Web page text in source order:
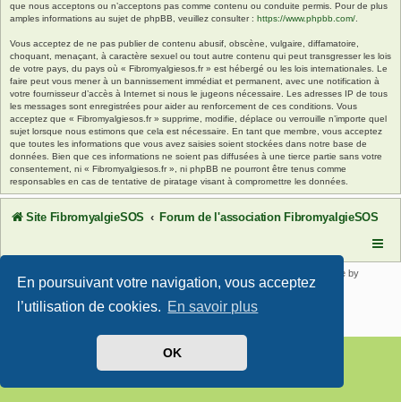
En poursuivant votre navigation, vous acceptez
l’utilisation de cookies. En savoir plus
OK
que nous acceptons ou n’acceptons pas comme contenu ou conduite permis. Pour de plus
amples informations au sujet de phpBB, veuillez consulter : https://www.phpbb.com/
Vous acceptez de ne pas publier de contenu abusif, obscène, vulgaire, diffamatoire,
choquant, menaçant, à caractère sexuel ou tout autre contenu qui peut transgresser les lois
de votre pays, du pays où « Fibromyalgiesos.fr » est hébergé ou les lois internationales. Le
faire peut vous mener à un bannissement immédiat et permanent, avec une notification à
votre fournisseur d’accès à Internet si nous le jugeons nécessaire. Les adresses IP de tous
les messages sont enregistrées pour aider au renforcement de ces conditions. Vous
acceptez que « Fibromyalgiesos.fr » supprime, modifie, déplace ou verrouille n’importe quel
sujet lorsque nous estimons que cela est nécessaire. En tant que membre, vous acceptez
que toutes les informations que vous avez saisies soient stockées dans notre base de
données. Bien que ces informations ne soient pas diffusées à une tierce partie sans votre
consentement, ni « Fibromyalgiesos.fr », ni phpBB ne pourront être tenus comme
responsables en cas de tentative de piratage visant à compromettre les données.
Site FibromyalgieSOS Forum de l'association FibromyalgieSOS
® Forum Software © phpBB Limited | SE Square by
PhpBB3 BBCodes
Traduit parphpBB-fr.com